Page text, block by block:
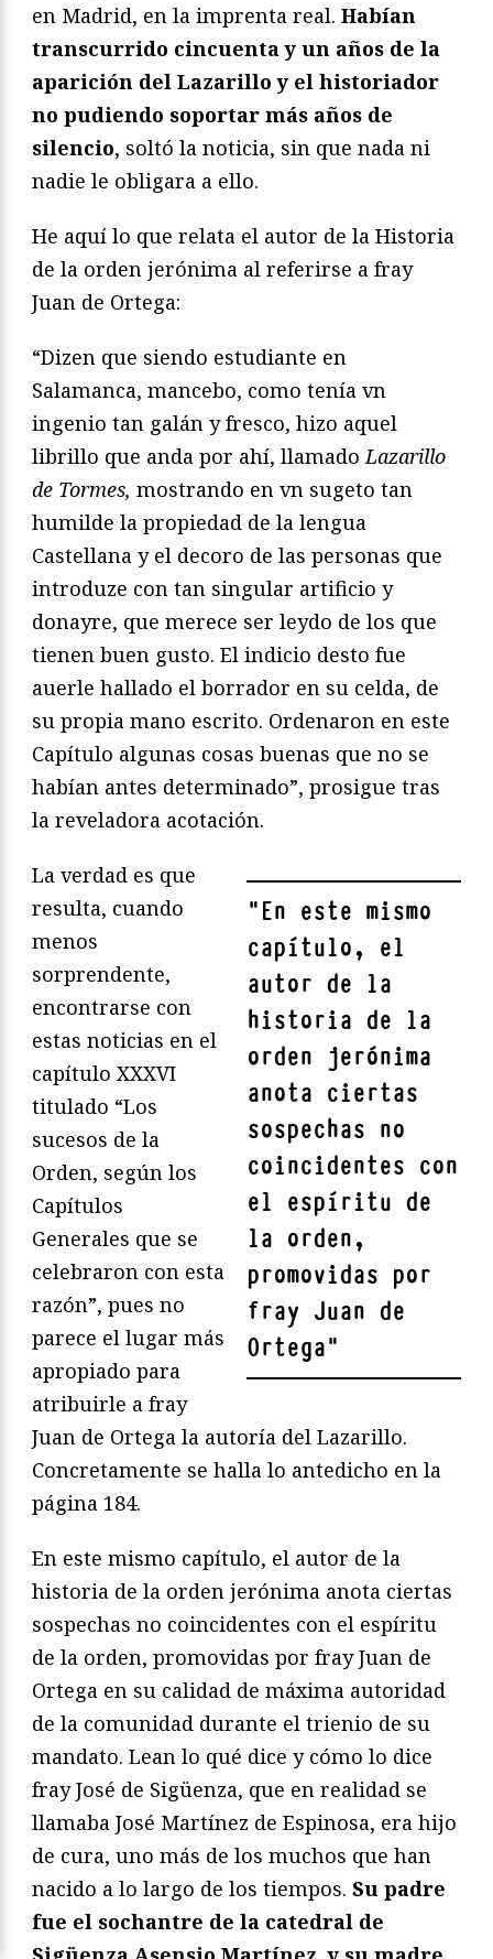
en Madrid, en la imprenta real. Habían
transcurrido cincuenta y un años de la
aparición del Lazarillo y el historiador
no pudiendo soportar más años de
silencio, soltó la noticia, sin que nada ni
nadie le obligara a ello.
He aquí lo que relata el autor de la Historia
de la orden jerónima al referirse a fray
Juan de Ortega:
“Dizen que siendo estudiante en
Salamanca, mancebo, como tenía vn
ingenio tan galán y fresco, hizo aquel
librillo que anda por ahí, llamado Lazarillo
de Tormes, mostrando en vn sugeto tan
humilde la propiedad de la lengua
Castellana y el decoro de las personas que
introduze con tan singular artificio y
donayre, que merece ser leydo de los que
tienen buen gusto. El indicio desto fue
auerle hallado el borrador en su celda, de
su propia mano escrito. Ordenaron en este
Capítulo algunas cosas buenas que no se
habían antes determinado”, prosigue tras
la reveladora acotación.
"En este mismo
capítulo, el
autor de la
historia de la
orden jerónima
anota ciertas
sospechas no
coincidentes con
el espíritu de
la orden,
promovidas por
fray Juan de
Ortega"
La verdad es que
resulta, cuando
menos
sorprendente,
encontrarse con
estas noticias en el
capítulo XXXVI
titulado “Los
sucesos de la
Orden, según los
Capítulos
Generales que se
celebraron con esta
razón”, pues no
parece el lugar más
apropiado para
atribuirle a fray
Juan de Ortega la autoría del Lazarillo.
Concretamente se halla lo antedicho en la
página 184.
En este mismo capítulo, el autor de la
historia de la orden jerónima anota ciertas
sospechas no coincidentes con el espíritu
de la orden, promovidas por fray Juan de
Ortega en su calidad de máxima autoridad
de la comunidad durante el trienio de su
mandato. Lean lo qué dice y cómo lo dice
fray José de Sigüenza, que en realidad se
llamaba José Martínez de Espinosa, era hijo
de cura, uno más de los muchos que han
nacido a lo largo de los tiempos. Su padre
fue el sochantre de la catedral de